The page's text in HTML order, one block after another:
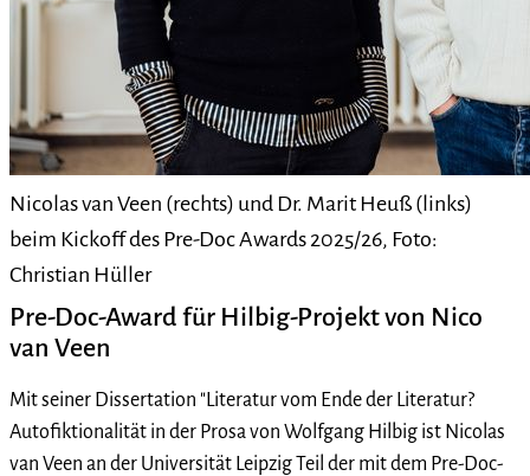
Nicolas van Veen (rechts) und Dr. Marit Heuß (links)
beim Kickoff des Pre-Doc Awards 2025/26, Foto:
Christian Hüller
Pre-Doc-Award für Hilbig-Projekt von Nico
van Veen
Mit seiner Dissertation "Literatur vom Ende der Literatur?
Autofiktionalität in der Prosa von Wolfgang Hilbig ist Nicolas
van Veen an der Universität Leipzig Teil der mit dem Pre-Doc-